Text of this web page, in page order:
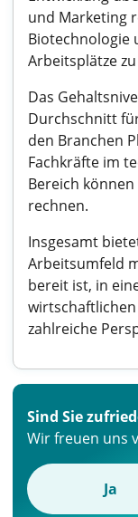
und Marketing
Biotechnologie
Arbeitsplätze
Das
Durchschnitt
den Branchen
Fachkräfte im
Bereich
rechnen.
Insgesamt
Arbeitsumfeld
bereit ist, in
zahlreiche
Sind Sie
Wir freuen uns
Ja